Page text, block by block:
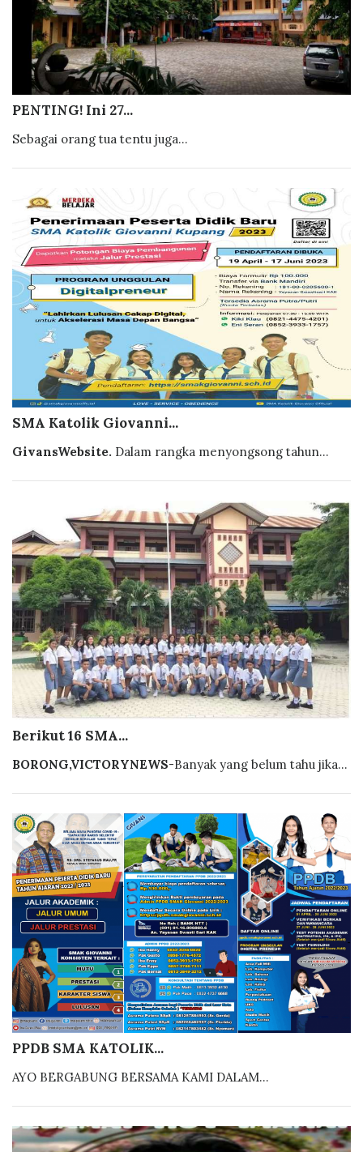
PENTING! Ini 27...
Sebagai orang tua tentu juga...
SMA Katolik Giovanni...
GivansWebsite. Dalam rangka menyongsong tahun...
Berikut 16 SMA...
BORONG,VICTORYNEWS-Banyak yang belum tahu jika...
PPDB SMA KATOLIK...
AYO BERGABUNG BERSAMA KAMI DALAM...